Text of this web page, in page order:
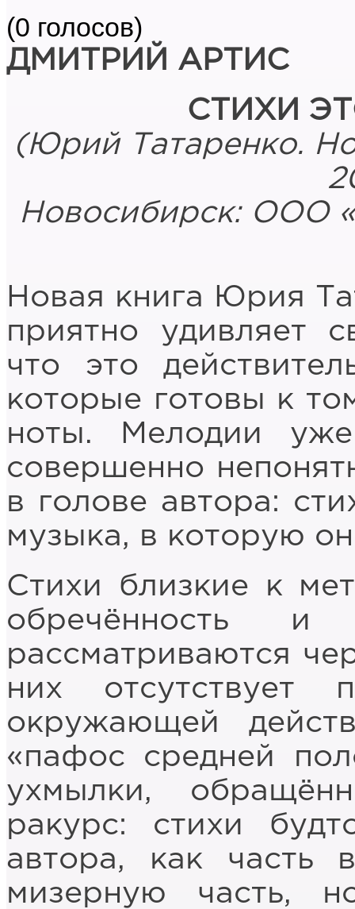
(0 голосов)
ДМИТРИЙ АРТИС
СТИХИ
(Юрий Татаренко.
Новосибирск: ООО
Новая книга Юрия
приятно удивляет
что это
которые готовы к
ноты. Мелодии
совершенно
в голове автора:
музыка, в которую
Стихи близкие к
обречённость и
рассматриваются
них отсутствует
окружающей
«пафос средней
ухмылки,
ракурс: стихи
автора, как часть
мизерную часть,